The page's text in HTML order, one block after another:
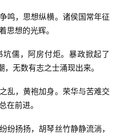
鸣，思想纵横。诸侯国常年征
思想的光辉。
儒，阿房付炬。暴政掀起了
无数有志之士涌现出来。
乱，黄袍加身。荣华与苦难交
在前进。
纷扬扬，胡琴丝竹静静流淌，